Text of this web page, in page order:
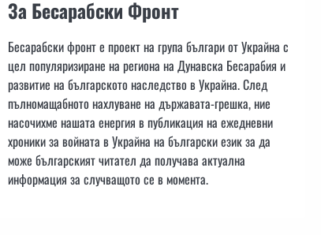
За Бесарабски Фронт
Бесарабски фронт е проект на група българи от Украйна с
цел популяризиране на региона на Дунавска Бесарабия и
развитие на българското наследство в Украйна. След
пълномащабното нахлуване на държавата-грешка, ние
насочихме нашата енергия в публикация на ежедневни
хроники за войната в Украйна на български език за да
може българският читател да получава актуална
информация за случващото се в момента.